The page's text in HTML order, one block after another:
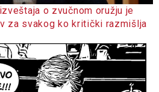
o zvučnom oružju je
za svakog ko kritički razmišlja